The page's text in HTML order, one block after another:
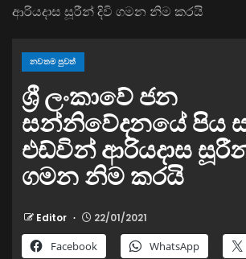
ආරියදාස සූරීන් දිවි ගමන නිම කරයි
නවතම පුවත්
ශ්‍රී ලංකාවේ ජන
සන්නිවේදනයේ පිය
එඩ්වින් ආරියදාස
ගමන නිම කරයි
Editor 22/01/2021
Facebook WhatsApp